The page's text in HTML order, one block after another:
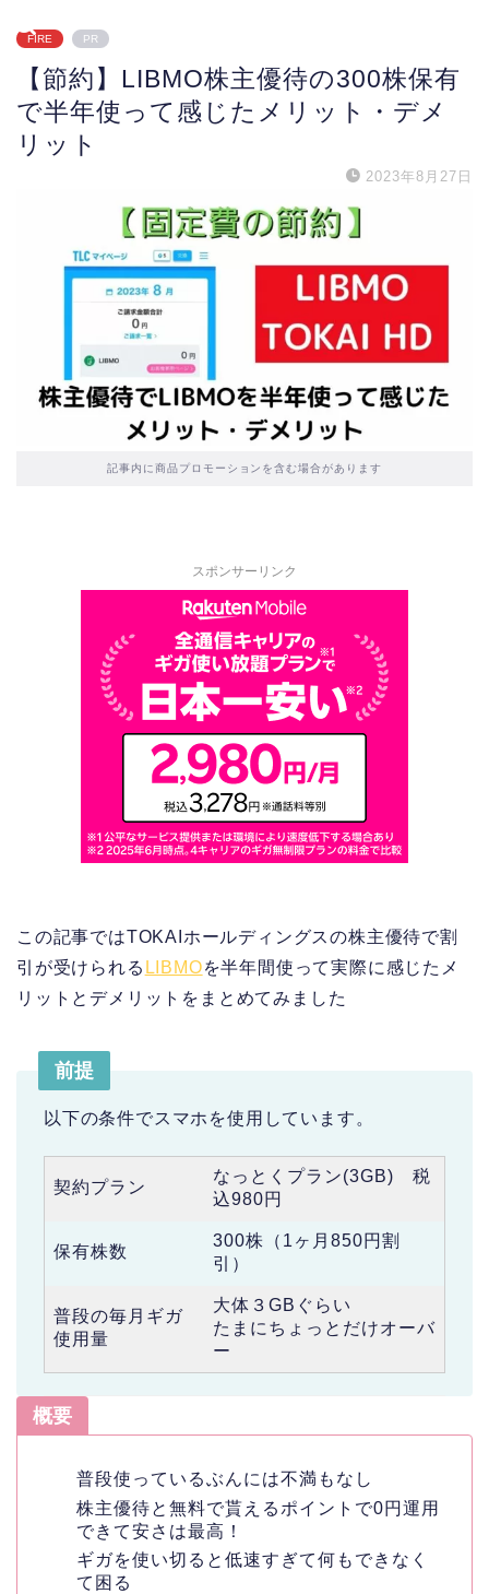
FIRE PR
【節約】LIBMO株主優待の300株保有
で半年使って感じたメリット・デメ
リット
2023年8月27日
記事内に商品プロモーションを含む場合があります
スポンサーリンク
この記事ではTOKAIホールディングスの株主優待で割
引が受けられる LIBMOを半年間使って実際に感じたメ
リットとデメリットをまとめてみました
前提
以下の条件でスマホを使用しています。
契約プラン
なっとくプラン(3GB) 税
込980円
保有株数
300株（1ヶ月850円割
引）
普段の毎月ギガ
使用量
大体３GBぐらい
たまにちょっとだけオーバ
ー
概要
普段使っているぶんには不満もなし
株主優待と無料で貰えるポイントで0円運用
できて安さは最高！
ギガを使い切ると低速すぎて何もできなく
て困る